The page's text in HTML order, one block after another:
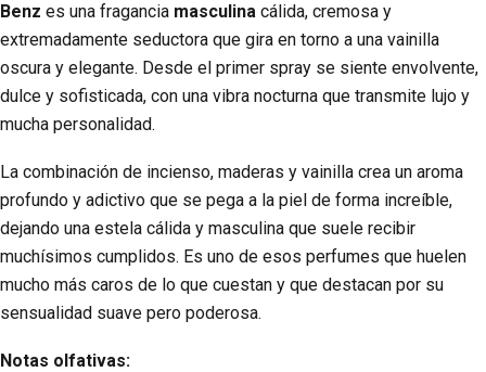
Benz es una fragancia masculina cálida, cremosa y
extremadamente seductora que gira en torno a una vainilla
oscura y elegante. Desde el primer spray se siente envolvente,
dulce y sofisticada, con una vibra nocturna que transmite lujo y
mucha personalidad.
La combinación de incienso, maderas y vainilla crea un aroma
profundo y adictivo que se pega a la piel de forma increíble,
dejando una estela cálida y masculina que suele recibir
muchísimos cumplidos. Es uno de esos perfumes que huelen
mucho más caros de lo que cuestan y que destacan por su
sensualidad suave pero poderosa.
Notas olfativas: